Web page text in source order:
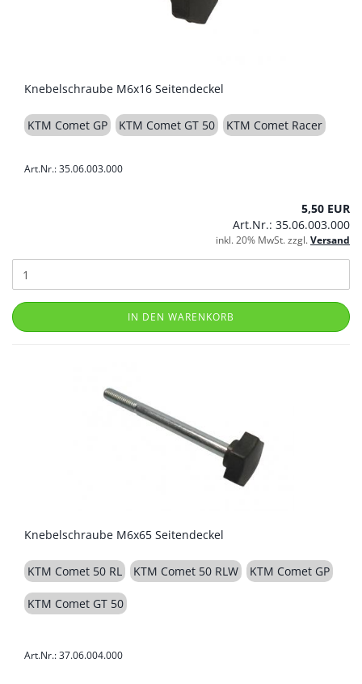
Knebelschraube M6x16 Seitendeckel
KTM Comet GP KTM Comet GT 50 KTM Comet Racer
Art.Nr.: 35.06.003.000
5,50 EUR
Art.Nr.: 35.06.003.000
inkl. 20% MwSt. zzgl.Versand
IN DEN WARENKORB
Knebelschraube M6x65 Seitendeckel
KTM Comet 50 RL KTM Comet 50 RLW KTM Comet GP
KTM Comet GT 50
Art.Nr.: 37.06.004.000